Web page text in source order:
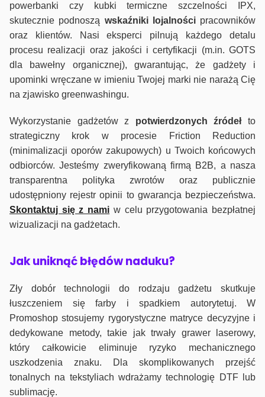
powerbanki czy kubki termiczne szczelności IPX,
skutecznie podnoszą wskaźniki lojalnościpracowników
oraz klientów. Nasi eksperci pilnują każdego detalu
procesu realizacji oraz jakości i certyfikacji (m.in. GOTS
dla bawełny organicznej), gwarantując, że gadżety i
upominki wręczane w imieniu Twojej marki nie narażą Cię
na zjawisko greenwashingu.
Wykorzystanie gadżetów z potwierdzonych źródełto
strategiczny krok w procesie Friction Reduction
(minimalizacji oporów zakupowych) u Twoich końcowych
odbiorców. Jesteśmy zweryfikowaną firmą B2B, a nasza
transparentna polityka zwrotów oraz publicznie
udostępniony rejestr opinii to gwarancja bezpieczeństwa.
Skontaktuj się z nami w celu przygotowania bezpłatnej
wizualizacji na gadżetach.
Jak uniknąć błędów naduku?
Zły dobór technologii do rodzaju gadżetu skutkuje
łuszczeniem się farby i spadkiem autorytetuj. W
Promoshop stosujemy rygorystyczne matryce decyzyjne i
dedykowane metody, takie jak trwały grawer laserowy,
który całkowicie eliminuje ryzyko mechanicznego
uszkodzenia znaku. Dla skomplikowanych przejść
tonalnych na tekstyliach wdrażamy technologię DTF lub
sublimację.